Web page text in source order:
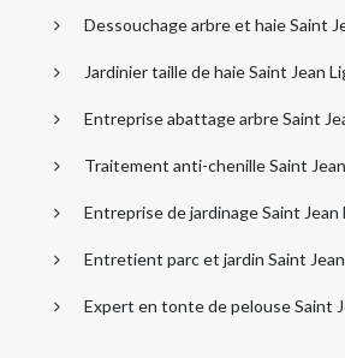
Dessouchage arbre et haie Saint
Jardinier taille de haie Saint Jean
Entreprise abattage arbre Saint
Traitement anti-chenille Saint
Entreprise de jardinage Saint Jean
Entretient parc et jardin Saint
Expert en tonte de pelouse Saint